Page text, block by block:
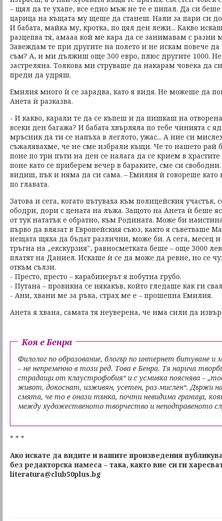
– щял да те ухапе, все едно мъж не те е пипал. Да си
царица на къщата му щеше да станеш. Нали за пари си
И бабата, майка му, кротка, по цял ден лежи... Какво
разцепва тя, амааа кой ме кара да се занимавам с разни
Завеждам те при другите на полето и не искам повече да
съм? А, и ми дължиш още 300 евро, плюс другите 1000.
застреляна. Толкова ми струваше да накарам човека да
преди да удряш.
Емилия много ѝ се зарадва, като я видя. Не можеше да
Анета ѝ разказва.
- И какво, карали те да се къпеш и да пишкаш на
всеки ден багажа? И бабата хвърляла по тебе чинията с
мръсник да ти се напъха в леглото, ужас... А ние си
съжалявахме, че не сме избрали къщи. Че то нашето рай
поне по три пъти на ден се налага да се крием в
поне като се приберем вечер в бараките, сме си
видиш, пък и няма да си сама. – Емилия ѝ говореше като
по главата.
Затова и сега, когато пътуваха към полицейския
ободри, дори с цената на лъжа. Защото на Анета ѝ беше
от тук нататък е обратно, към Родината. Може би
първо да влязат в Европейския съюз, както я съветваше
нещата щяха да бъдат различни, може би. А сега, месец и
тръгна на „екскурзия", равносметката беше – още 3000
платят на Даниел. Искаше ѝ се да може да ревне, но се
откъм сълзи.
- Престо, престо – карабинерът я побутна грубо.
- Путана – провикна се някакъв, който гледаше как ги
- Ани, хвани ме за ръка, страх ме е – прошепна Емилия.
Анета я хвана, самата тя неуверена, че има сили да
Коя е Бенра
Филолог по образование, блогър по интернет битуване
– не непременно в този ред. Това е Бенра. Тя нарича
страдащи от клаустрофобия“ и с усмивка пояснява –
живот, докоснат, изживян, усетен, раз-мислен“. Държи
смята, че то е онази тънка, почти невидима граница,
между художественото творчество и неподправеното
* * *
Ако искате да видите и вашите произведения
без редакторска намеса – така, както вие си ги
literatura@club50plus.bg